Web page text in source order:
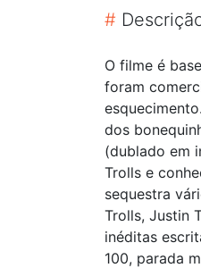
#
O filme é
foram
dos
(dublado em
Trolls e
sequestra
Trolls, Justin
inéditas
100, parada